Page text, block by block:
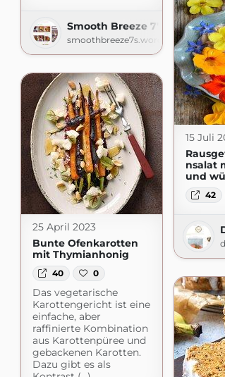
Smooth Breeze 7's | Lizerls
smoothbreeze7s.wordpress.com
15 Juli
nsalat
und
42
25 April 2023
Bunte Ofenkarotten
mit Thymianhonig
40 0
Das vegetarische
Karottengericht ist eine
einfache, aber
raffinierte Kombination
aus Karottenpüree und
gebackenen Karotten.
Dazu gibt es als